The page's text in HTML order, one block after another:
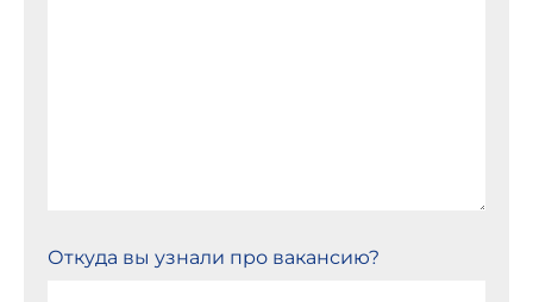
Откуда вы узнали про вакансию?